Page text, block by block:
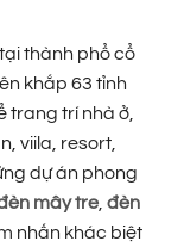
thành phổ cổ
khắp 63 tỉnh
trang trí nhà ở,
viila, resort,
dự án phong
mây tre đèn
nhấn khác biệt